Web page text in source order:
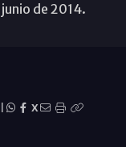
de 2014.
X